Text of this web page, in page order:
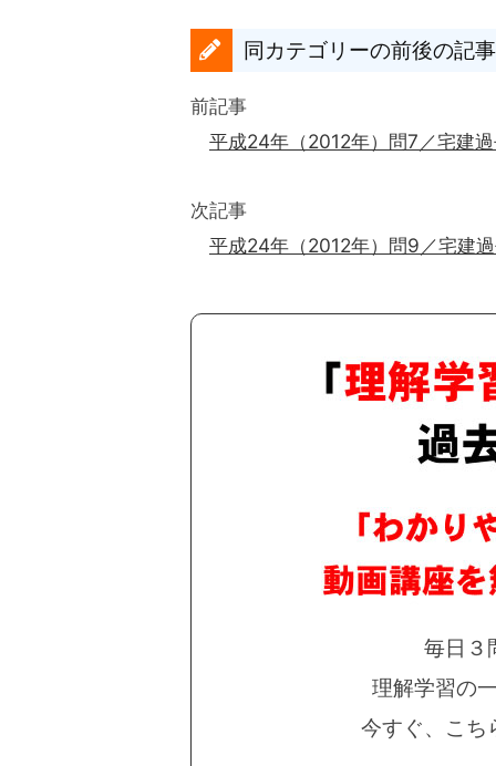
同カテゴリーの前後の記事
前記事
平成24年（2012年）問7／宅建
次記事
平成24年（2012年）問9／宅建
毎日３
理解学習の
今すぐ、こち